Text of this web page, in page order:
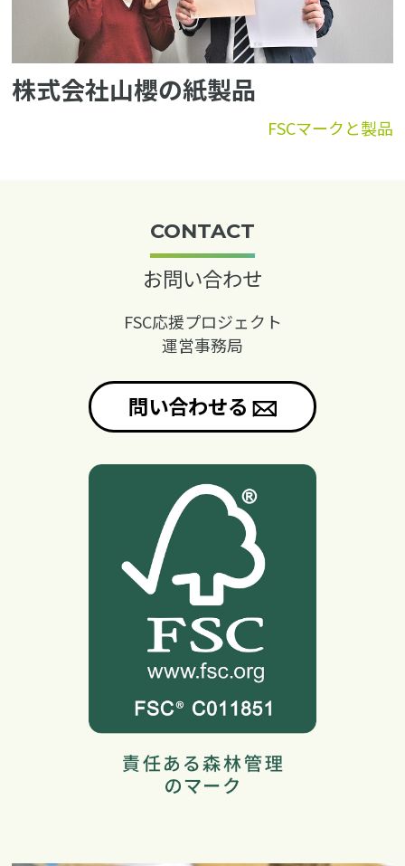
FSCマークと製品
株式会社山櫻の紙製品
CONTACT
お問い合わせ
FSC応援プロジェクト
運営事務局
問い合わせる